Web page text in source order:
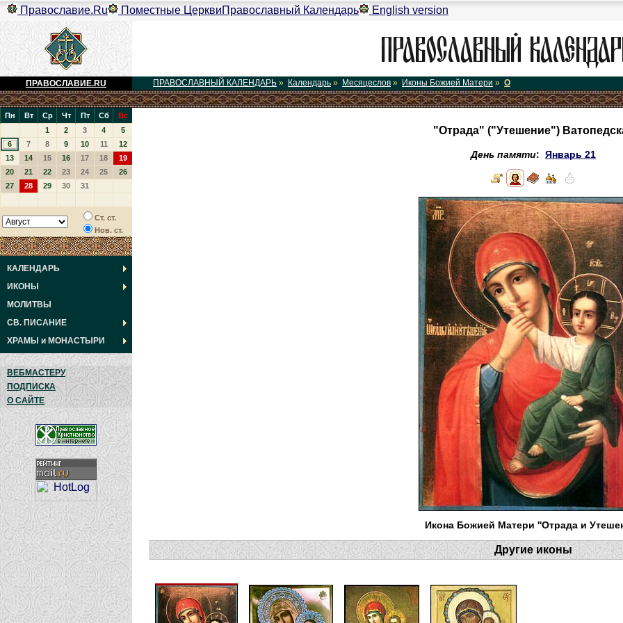
Православие.Ru Поместные ЦерквиПравославный Календарь English version
ПРАВОСЛАВИЕ.RU ПРАВОСЛАВНЫЙ КАЛЕНДАРЬ » Календарь » Месяцеслов » Иконы Божией Матери » О
Пн Вт Ср Чт Пт Сб
Вс
1
2 3 4
5
6
7 8 9 10 11
12
13
14 15 16 17 18
19
20
21 22 23 24 25
26
27
28 29 30 31
Ст. ст.
Нов. ст.
КАЛЕНДАРЬ
ИКОНЫ
МОЛИТВЫ
СВ. ПИСАНИЕ
ХРАМЫ и МОНАСТЫРИ
ВЕБМАСТЕРУ
ПОДПИСКА
О САЙТЕ
"Отрада" ("Утешение")
День памяти: Январь 21
Икона Божией Матери ''Отрада и
Другие иконы